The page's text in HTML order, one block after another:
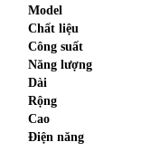
Model
Chất liệu
Công suất
Năng lượng
Dài
Rộng
Cao
Điện năng